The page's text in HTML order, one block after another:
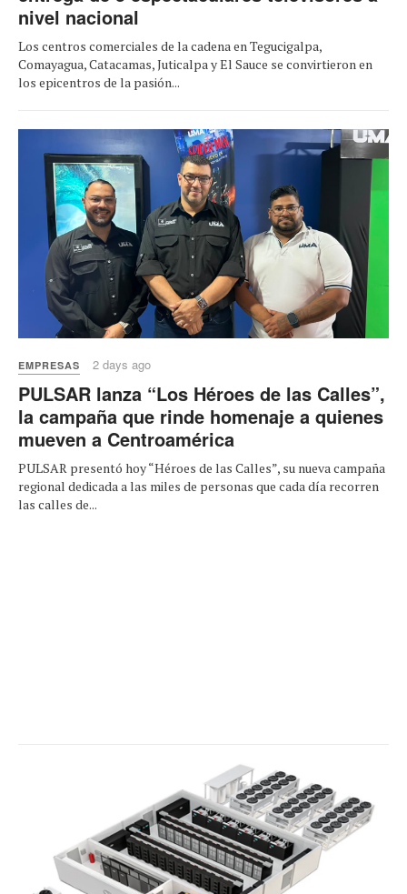
nivel nacional
Los centros comerciales de la cadena en Tegucigalpa,
Comayagua, Catacamas, Juticalpa y El Sauce se convirtieron en
los epicentros de la pasión...
EMPRESAS 2 days ago
PULSAR lanza “Los Héroes de las Calles”,
la campaña que rinde homenaje a quienes
mueven a Centroamérica
PULSAR presentó hoy “Héroes de las Calles”, su nueva campaña
regional dedicada a las miles de personas que cada día recorren
las calles de...